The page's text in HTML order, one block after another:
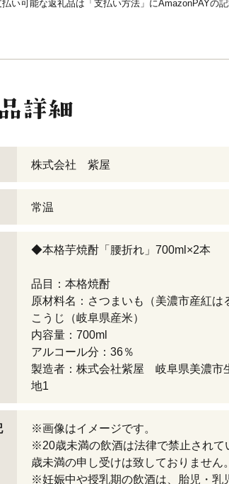
い可能な返礼品は「支払い方法」にAmazonPAYの
株式会社 紫屋
常温
◆本格芋焼酎「腰折れ」700ml×2本
品目：本格焼酎
原材料名：さつまいも（美濃市産紅は
こうじ（岐阜県産米）
内容量：700ml
アルコール分：36％
製造者：株式会社紫屋 岐阜県美濃市
地1
※画像はイメージです。
※20歳未満の飲酒は法律で禁止されて
歳未満の申し受けは致しておりません。
※妊娠中や授乳期の飲酒は、胎児・乳